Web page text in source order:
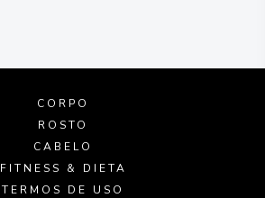
CORPO
ROSTO
CABELO
FITNESS & DIETA
TERMOS DE USO